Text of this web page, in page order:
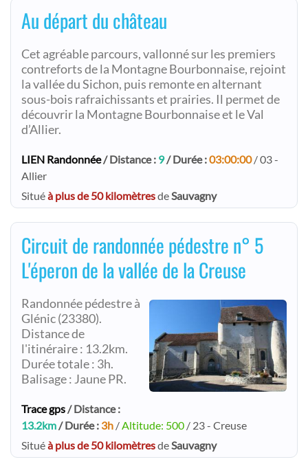
Au départ du château
Cet agréable parcours, vallonné sur les premiers
contreforts de la Montagne Bourbonnaise, rejoint
la vallée du Sichon, puis remonte en alternant
sous-bois rafraichissants et prairies. Il permet de
découvrir la Montagne Bourbonnaise et le Val
d’Allier.
LIEN Randonnée/ Distance : 9/ Durée :03:00:00/ 03 -
Allier
Situéà plus de 50 kilomètresdeSauvagny
Circuit de randonnée pédestre n° 5
L'éperon de la vallée de la Creuse
Randonnée pédestre à
Glénic (23380).
Distance de
l'itinéraire : 13.2km.
Durée totale : 3h.
Balisage : Jaune PR.
Trace gps/ Distance :
13.2km/ Durée : 3h /Altitude: 500 / 23 - Creuse
Situéà plus de 50 kilomètresdeSauvagny